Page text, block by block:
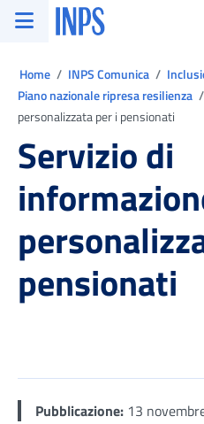
Vai al menu principale
Vai al contenuto principale
Vai al pie' di pagina
INPS ()
Home INPS Comunica
Piano nazionale ripresa resilienza
personalizzata per i pensionati
Servizio di
pensionati
Pubblicazione: 13